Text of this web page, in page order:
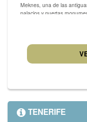
Meknes, una de las
palacios y puertas
Un recorrido que combina
TENERIFE